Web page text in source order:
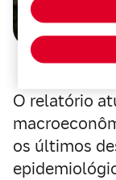
O relatório
os últimos